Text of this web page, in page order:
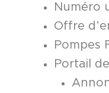
Numéro
Offre
Pompes
Portail